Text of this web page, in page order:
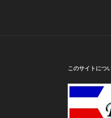
このサイトにつ